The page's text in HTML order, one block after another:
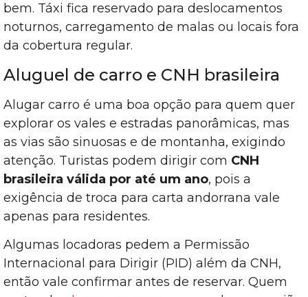
bem. Táxi fica reservado para deslocamentos
noturnos, carregamento de malas ou locais fora
da cobertura regular.
Aluguel de carro e CNH brasileira
Alugar carro é uma boa opção para quem quer
explorar os vales e estradas panorâmicas, mas
as vias são sinuosas e de montanha, exigindo
atenção. Turistas podem dirigir com CNH
brasileira válida por até um ano, pois a
exigência de troca para carta andorrana vale
apenas para residentes.
Algumas locadoras pedem a Permissão
Internacional para Dirigir (PID) além da CNH,
então vale confirmar antes de reservar. Quem